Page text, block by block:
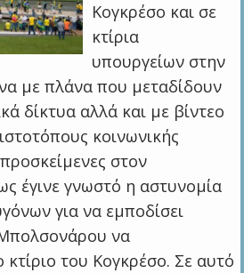
Κογκρέσο και σε
κτίρια
υπουργείων στην
με πλάνα που μεταδίδουν
δίκτυα αλλά και με βίντεο
κοινωνικής
στον
έγινε γνωστό η αστυνομία
για να εμποδίσει
να
του Κογκρέσο. Σε αυτό